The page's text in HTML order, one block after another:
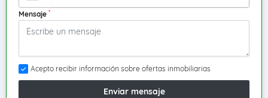
Mensaje *
Acepto recibir información sobre ofertas inmobiliarias
Enviar mensaje